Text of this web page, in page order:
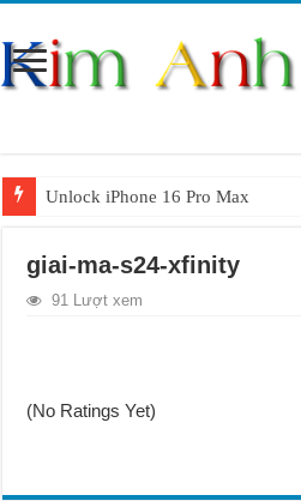
Unlock iPhone 16 Pro Max
Unlock Samsung Galaxy S26 Ultra
Unlock Motorola Razr 2025
giai-ma-s24-xfinity
91 Lượt xem
(No Ratings Yet)